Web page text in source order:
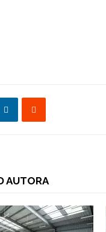
AUTORA